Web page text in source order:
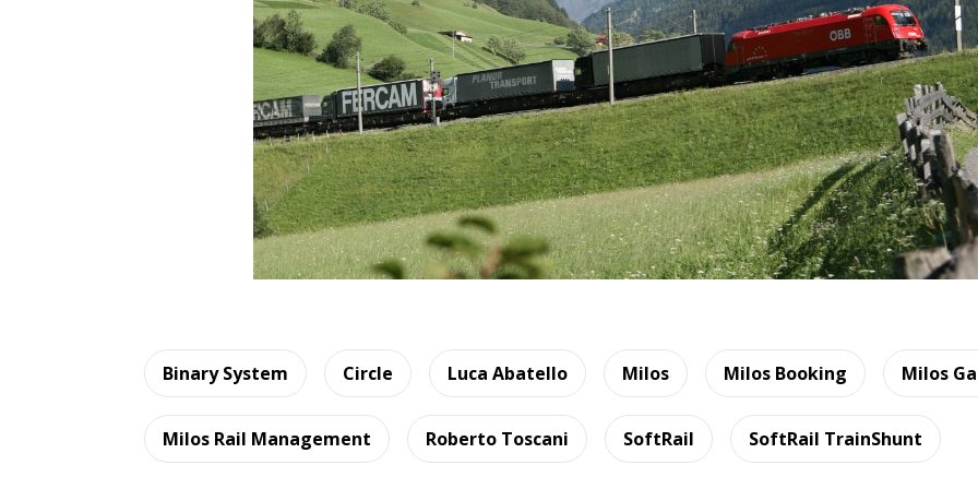
Binary System Circle Luca Abatello Milos Milos Booking Milos
Milos Rail Management Roberto Toscani SoftRail SoftRail TrainShunt